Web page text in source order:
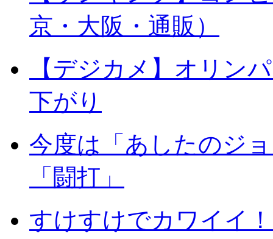
京・大阪・通販）
【デジカメ】オリン
下がり
今度は「あしたのジ
「闘打」
すけすけでカワイイ